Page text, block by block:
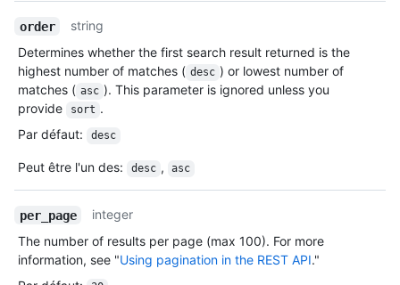
order
string
Determines whether the first search result returned is the
highest number of matches ( desc ) or lowest number of
matches ( asc ). This parameter is ignored unless you
provide
sort .
Par défaut: desc
Peut être l'un des: desc , asc
per_page
integer
The number of results per page (max 100). For more
information, see "Using pagination in the REST API."